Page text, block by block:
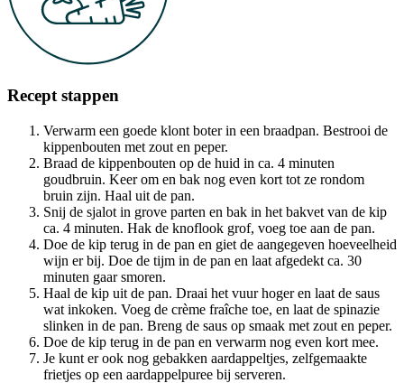
Recept stappen
Verwarm een goede klont boter in een braadpan. Bestrooi de
kippenbouten met zout en peper.
Braad de kippenbouten op de huid in ca. 4 minuten
goudbruin. Keer om en bak nog even kort tot ze rondom
bruin zijn. Haal uit de pan.
Snij de sjalot in grove parten en bak in het bakvet van de kip
ca. 4 minuten. Hak de knoflook grof, voeg toe aan de pan.
Doe de kip terug in de pan en giet de aangegeven hoeveelheid
wijn er bij. Doe de tijm in de pan en laat afgedekt ca. 30
minuten gaar smoren.
Haal de kip uit de pan. Draai het vuur hoger en laat de saus
wat inkoken. Voeg de crème fraîche toe, en laat de spinazie
slinken in de pan. Breng de saus op smaak met zout en peper.
Doe de kip terug in de pan en verwarm nog even kort mee.
Je kunt er ook nog gebakken aardappeltjes, zelfgemaakte
frietjes op een aardappelpuree bij serveren.